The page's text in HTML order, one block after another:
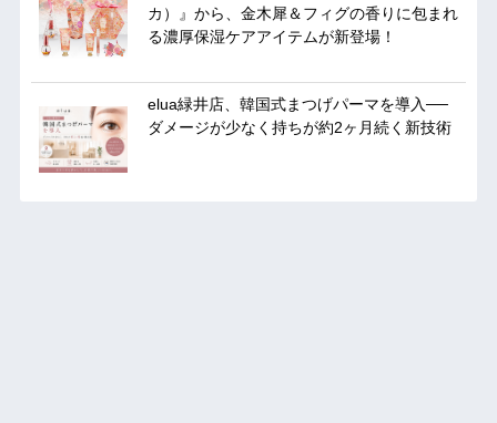
カ）』から、金木犀＆フィグの香りに包まれ
る濃厚保湿ケアアイテムが新登場！
elua緑井店、韓国式まつげパーマを導入──
ダメージが少なく持ちが約2ヶ月続く新技術